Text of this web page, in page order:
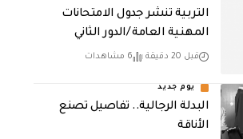
التربية تنشر جدول الامتحانات
المهنية العامة /الدور الثاني
قبل 20 دقيقة 6 مشاهدات
يوم جديد
البدلة الرجالية.. تفاصيل تصنع
الأناقة